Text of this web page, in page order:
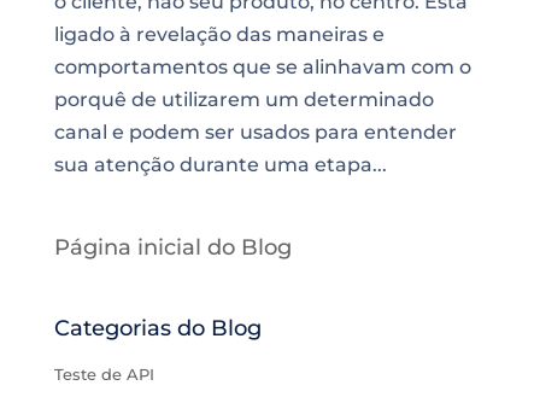
ligado à revelação das maneiras e
comportamentos que se alinhavam com o
porquê de utilizarem um determinado
canal e podem ser usados para entender
sua atenção durante uma etapa...
Página inicial do Blog
Categorias do Blog
Teste de API